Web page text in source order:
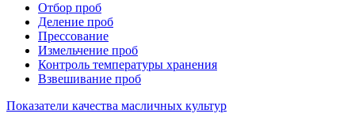
Отбор проб
Деление проб
Прессование
Измельчение проб
Контроль температуры хранения
Взвешивание проб
Показатели качества масличных культур